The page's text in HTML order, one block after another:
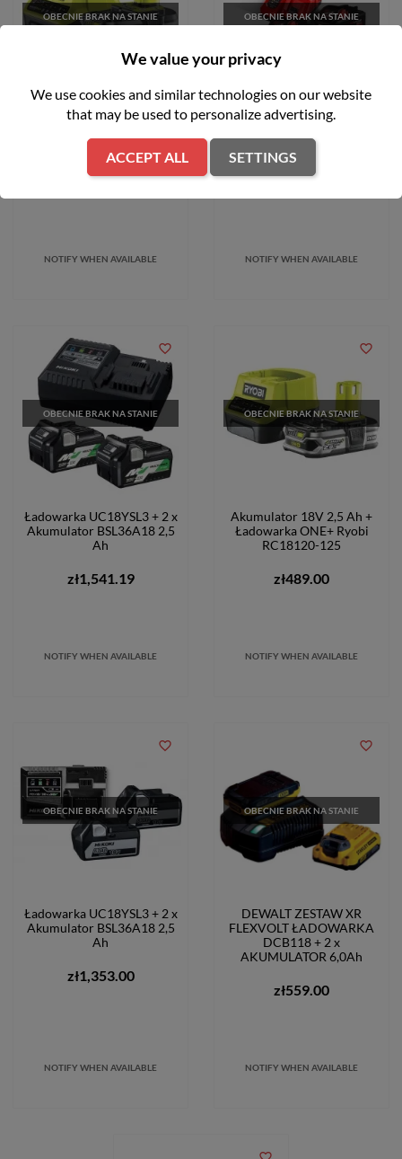
OBECNIE BRAK NA STANIE
Zestaw 18V Ryobi ONE+
zł739.00
NOTIFY WHEN AVAILABLE
OBECNIE BRAK NA STANIE
Zestaw akumulatorów 2x8
zł2,989.00
NOTIFY WHEN AVAILABLE
OBECNIE BRAK NA STANIE
Ładowarka UC18YSL3 + 2 x
Akumulator BSL36A18 2,5
Ah
zł1,541.19
NOTIFY WHEN AVAILABLE
favorite_border
OBECNIE BRAK NA STANIE
Akumulator 18V 2,5 Ah +
Ładowarka ONE+ Ryobi
RC18120-125
zł489.00
NOTIFY WHEN AVAILABLE
favorite_border
OBECNIE BRAK NA STANIE
Ładowarka UC18YSL3 + 2 x
Akumulator BSL36A18 2,5
Ah
zł1,353.00
NOTIFY WHEN AVAILABLE
favorite_border
OBECNIE BRAK NA STANIE
DEWALT ZESTAW XR
FLEXVOLT ŁADOWARKA
DCB118 + 2 x
AKUMULATOR 6,0Ah
zł559.00
NOTIFY WHEN AVAILABLE
favorite_border
We value your privacy
We use cookies and similar technologies on our website
that may be used to personalize advertising.
ACCEPT ALL SETTINGS